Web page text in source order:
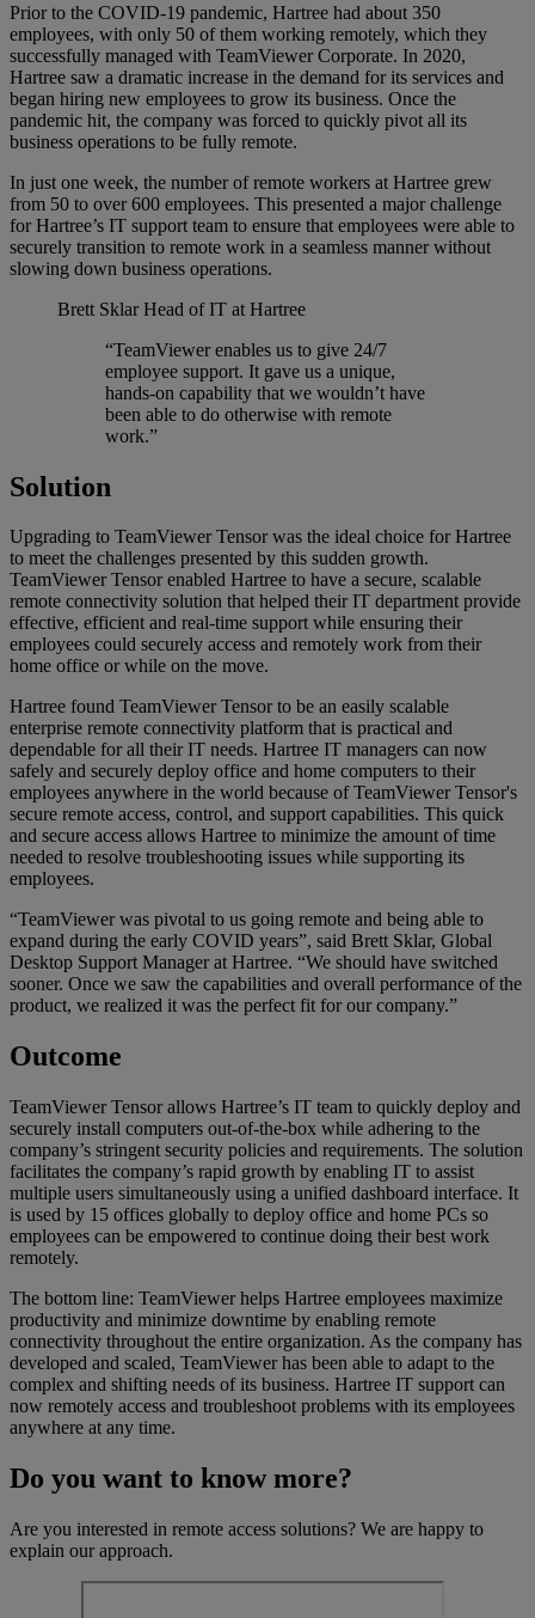
Prior to the COVID-19 pandemic, Hartree had about 350
employees, with only 50 of them working remotely, which they
successfully managed with TeamViewer Corporate. In 2020,
Hartree saw a dramatic increase in the demand for its services and
began hiring new employees to grow its business. Once the
pandemic hit, the company was forced to quickly pivot all its
business operations to be fully remote.
In just one week, the number of remote workers at Hartree grew
from 50 to over 600 employees. This presented a major challenge
for Hartree’s IT support team to ensure that employees were able to
securely transition to remote work in a seamless manner without
slowing down business operations.
Brett Sklar Head of IT at Hartree
“TeamViewer enables us to give 24/7
employee support. It gave us a unique,
hands-on capability that we wouldn’t have
been able to do otherwise with remote
work.”
Solution
Upgrading to TeamViewer Tensor was the ideal choice for Hartree
to meet the challenges presented by this sudden growth.
TeamViewer Tensor enabled Hartree to have a secure, scalable
remote connectivity solution that helped their IT department provide
effective, efficient and real-time support while ensuring their
employees could securely access and remotely work from their
home office or while on the move.
Hartree found TeamViewer Tensor to be an easily scalable
enterprise remote connectivity platform that is practical and
dependable for all their IT needs. Hartree IT managers can now
safely and securely deploy office and home computers to their
employees anywhere in the world because of TeamViewer Tensor's
secure remote access, control, and support capabilities. This quick
and secure access allows Hartree to minimize the amount of time
needed to resolve troubleshooting issues while supporting its
employees.
“TeamViewer was pivotal to us going remote and being able to
expand during the early COVID years”, said Brett Sklar, Global
Desktop Support Manager at Hartree. “We should have switched
sooner. Once we saw the capabilities and overall performance of the
product, we realized it was the perfect fit for our company.”
Outcome
TeamViewer Tensor allows Hartree’s IT team to quickly deploy and
securely install computers out-of-the-box while adhering to the
company’s stringent security policies and requirements. The solution
facilitates the company’s rapid growth by enabling IT to assist
multiple users simultaneously using a unified dashboard interface. It
is used by 15 offices globally to deploy office and home PCs so
employees can be empowered to continue doing their best work
remotely.
The bottom line: TeamViewer helps Hartree employees maximize
productivity and minimize downtime by enabling remote
connectivity throughout the entire organization. As the company has
developed and scaled, TeamViewer has been able to adapt to the
complex and shifting needs of its business. Hartree IT support can
now remotely access and troubleshoot problems with its employees
anywhere at any time.
Do you want to know more?
Are you interested in remote access solutions? We are happy to
explain our approach.